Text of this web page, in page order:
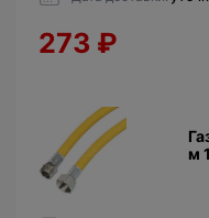
273 ₽
м